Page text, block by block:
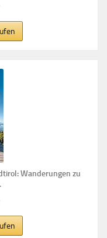
Wanderungen zu